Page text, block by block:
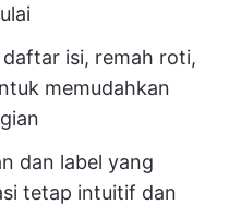
isi, remah roti,
memudahkan
dan label yang
tetap intuitif dan